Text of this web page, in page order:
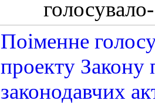
Поіменне
проекту Закону
законодавчих